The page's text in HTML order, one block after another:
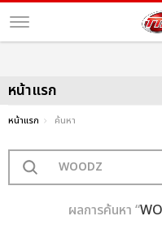
หน้าแรก
หน้าแรก ค้นหา
ผลการค้นหา “